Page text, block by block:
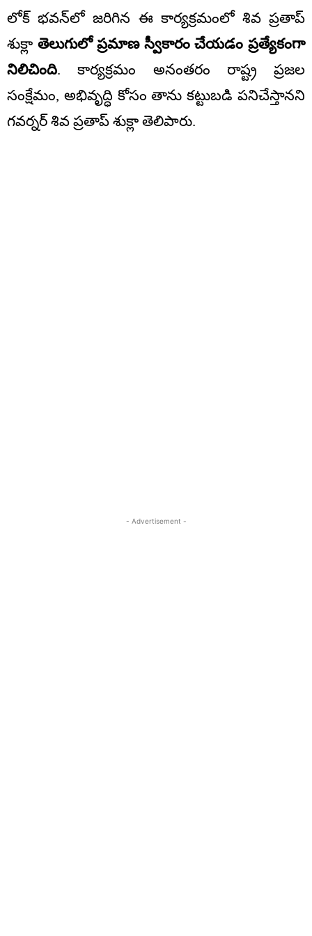
లోక్ భవన్‌లో జరిగిన ఈ కార్యక్రమంలో శివ ప్రతాప్
శుక్లా తెలుగులో ప్రమాణ స్వీకారం చేయడం ప్రత్యేకంగా
నిలిచింది. కార్యక్రమం అనంతరం రాష్ట్ర ప్రజల
సంక్షేమం, అభివృద్ధి కోసం తాను కట్టుబడి పనిచేస్తానని
గవర్నర్ శివ ప్రతాప్ శుక్లా తెలిపారు.
- Advertisement -